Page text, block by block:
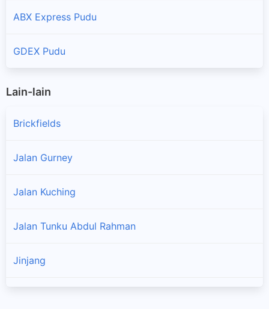
ABX Express Pudu
GDEX Pudu
Lain-lain
Brickfields
Jalan Gurney
Jalan Kuching
Jalan Tunku Abdul Rahman
Jinjang